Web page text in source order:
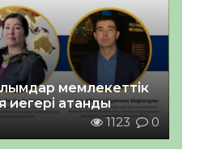
мемлекеттік
иегері атанды
1123 0